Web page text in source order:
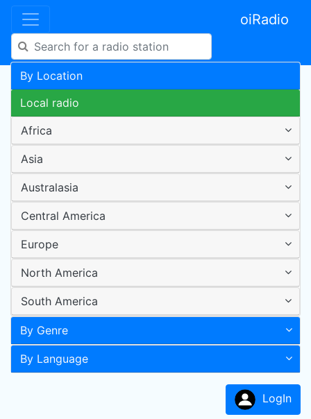
oiRadio
By Location
Local radio
Africa
Asia
Australasia
Central America
Europe
North America
South America
By Genre
By Language
LogIn